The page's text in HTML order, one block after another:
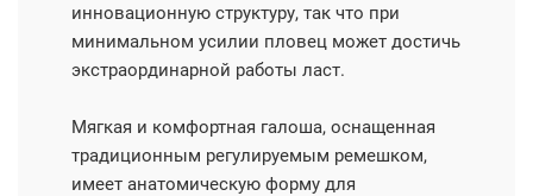
инновационную структуру, так что при
минимальном усилии пловец может достичь
экстраординарной работы ласт.
Мягкая и комфортная галоша, оснащенная
традиционным регулируемым ремешком,
имеет анатомическую форму для